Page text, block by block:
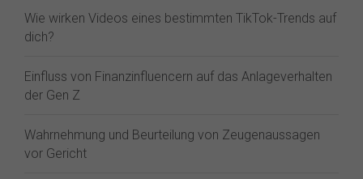
Wie wirken Videos eines bestimmten TikTok-Trends auf
dich?
Einfluss von Finanzinfluencern auf das Anlageverhalten
der Gen Z⁠
Wahrnehmung und Beurteilung von Zeugenaussagen
vor Gericht